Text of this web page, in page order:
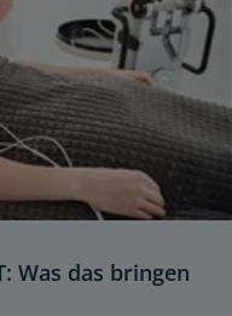
Was das bringen